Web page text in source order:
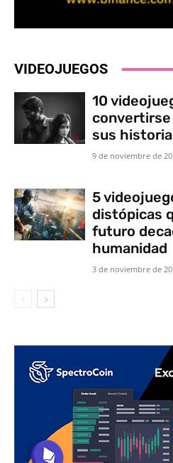
VIDEOJUEGOS
10
convertirse
sus
9 de noviembre de
5
distópicas
futuro
humanidad
3 de noviembre de